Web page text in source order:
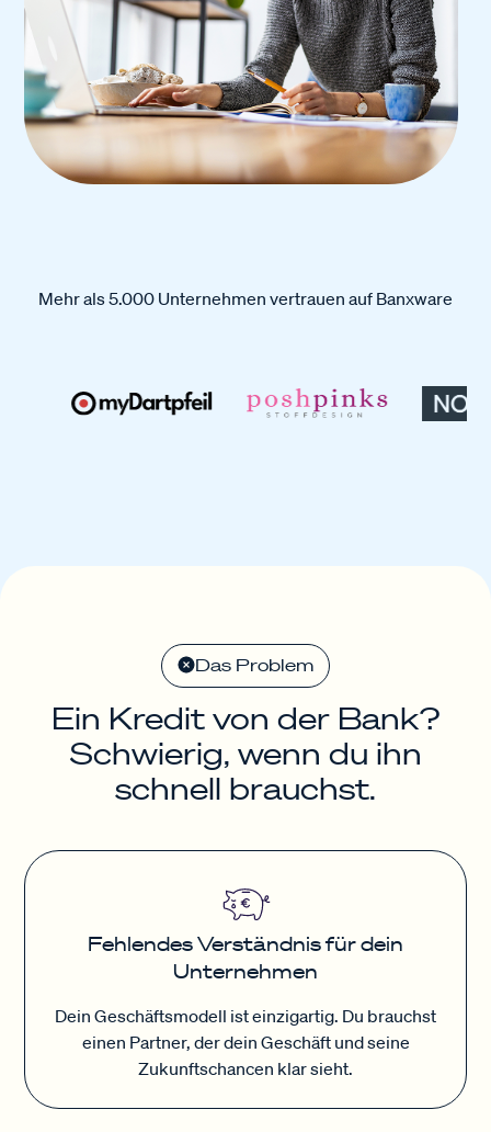
Mehr als 5.000 Unternehmen vertrauen auf Banxware
Das Problem
Ein Kredit von der Bank?
Schwierig, wenn du ihn
schnell brauchst.
Fehlendes Verständnis für dein
Unternehmen
Dein Geschäftsmodell ist einzigartig. Du brauchst
einen Partner, der dein Geschäft und seine
Zukunftschancen klar sieht.